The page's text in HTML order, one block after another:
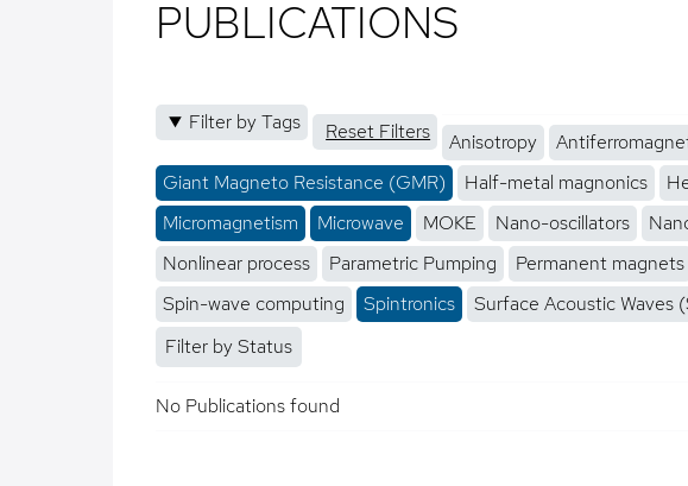
PUBLICATIONS
Filter by Tags Reset Filters Anisotropy
Giant Magneto Resistance (GMR)
Half-metal magnonics
Micromagnetism
Microwave MOKE Nano-oscillators
Nonlinear process
Parametric Pumping Permanent magnets
Spin-wave computing
Spintronics Surface Acoustic Waves
Filter by Status
No Publications found